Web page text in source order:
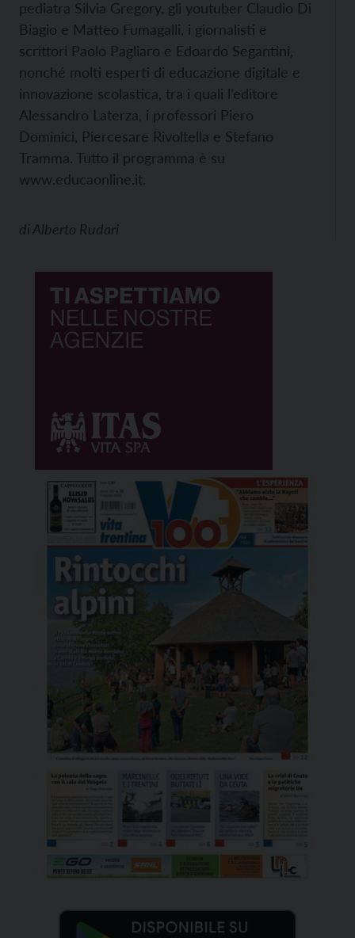
pediatra Silvia Gregory, gli youtuber Claudio Di
Biagio e Matteo Fumagalli, i giornalisti e
scrittori Paolo Pagliaro e Edoardo Segantini,
nonché molti esperti di educazione digitale e
innovazione scolastica, tra i quali l’editore
Alessandro Laterza, i professori Piero
Dominici, Piercesare Rivoltella e Stefano
Tramma. Tutto il programma è su
www.educaonline.it.
diAlberto Rudari